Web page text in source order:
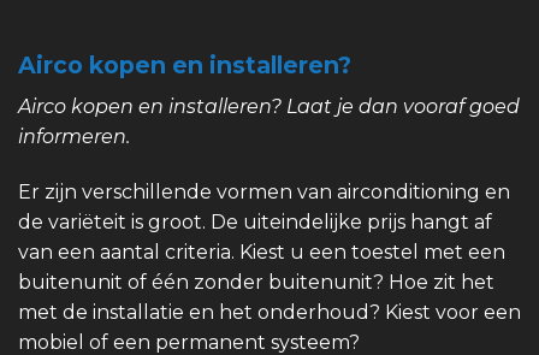
Airco kopen en installeren?
Airco kopen en installeren? Laat je dan vooraf goed
informeren.
Er zijn verschillende vormen van airconditioning en
de variëteit is groot. De uiteindelijke prijs hangt af
van een aantal criteria. Kiest u een toestel met een
buitenunit of één zonder buitenunit? Hoe zit het
met de installatie en het onderhoud? Kiest voor een
mobiel of een permanent systeem?